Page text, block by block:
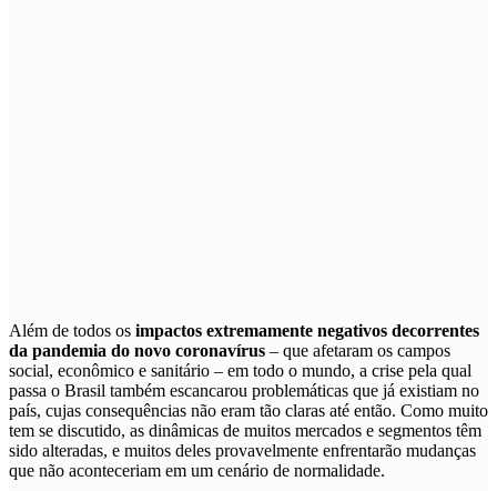
Além de todos os impactos extremamente negativos decorrentes
da pandemia do novo coronavírus – que afetaram os campos
social, econômico e sanitário – em todo o mundo, a crise pela qual
passa o Brasil também escancarou problemáticas que já existiam no
país, cujas consequências não eram tão claras até então. Como muito
tem se discutido, as dinâmicas de muitos mercados e segmentos têm
sido alteradas, e muitos deles provavelmente enfrentarão mudanças
que não aconteceriam em um cenário de normalidade.